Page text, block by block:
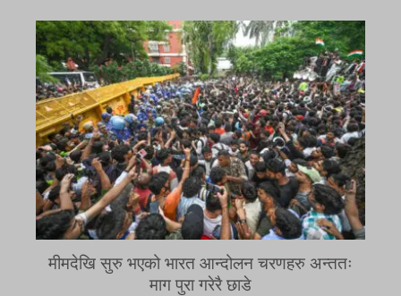
मीमदेखि सुरु भएको भारत आन्दोलन चरणहरु अन्ततः
माग पुरा गरेरै छाडे